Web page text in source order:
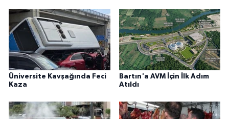
Üniversite Kavşağında Feci
Kaza
Bartın'a AVM İçin İlk Adım
Atıldı